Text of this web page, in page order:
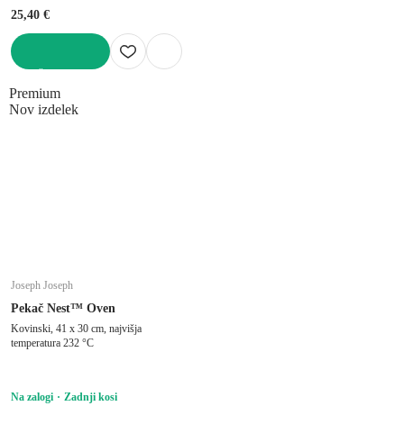
25,40 €
Premium
Nov izdelek
Joseph Joseph
Pekač Nest™ Oven
Kovinski, 41 x 30 cm, najvišja
temperatura 232 °C
Na zalogi Zadnji kosi